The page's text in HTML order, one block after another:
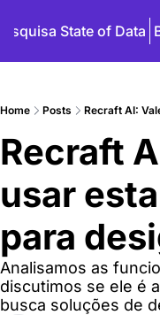
State of Data
Home Posts Recraft AI:
Recraft
usar
para
Analisamos as
discutimos se ele é
busca soluções de